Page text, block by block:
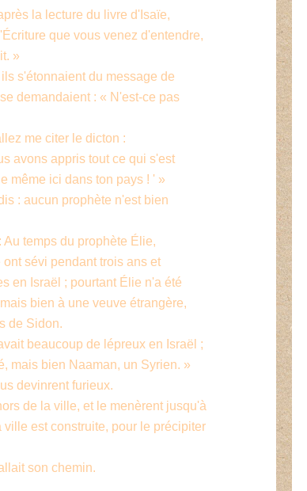
la lecture du livre d'Isaïe,
que vous venez d'entendre,
»
s'étonnaient du message de
demandaient : « N'est-ce pas
me citer le dicton :
avons appris tout ce qui s'est
même ici dans ton pays ! ' »
: aucun prophète n'est bien
temps du prophète Élie,
sévi pendant trois ans et
en Israël ; pourtant Élie n'a été
bien à une veuve étrangère,
de Sidon.
beaucoup de lépreux en Israël ;
mais bien Naaman, un Syrien. »
devinrent furieux.
de la ville, et le menèrent jusqu'à
est construite, pour le précipiter
son chemin.